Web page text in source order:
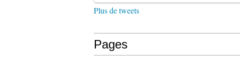
Plus de tweets
Pages